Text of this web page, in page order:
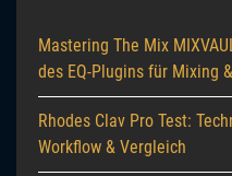
Mastering The Mix
des EQ-Plugins für Mixing
Rhodes Clav Pro Test:
Workflow & Vergleich